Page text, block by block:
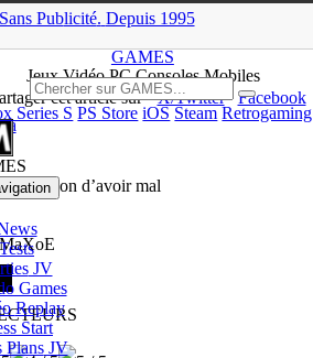
Sans Publicité. Depuis 1995
GAMES
JeuxVidéoPC Consoles Mobiles
Series S PS Store iOS Steam Retrogaming
Tests
JV
Games
Replay
Start
PlansJV
cet article sur X/Twitter
Facebook
c’est bon d’avoir mal